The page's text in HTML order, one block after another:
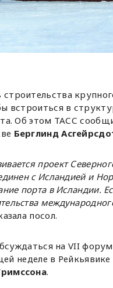
встроиться в
Об этом ТАСС
Берглинд
проект
с Исландией и
порта в Исландии.
посол.
на VII
неделе в
.